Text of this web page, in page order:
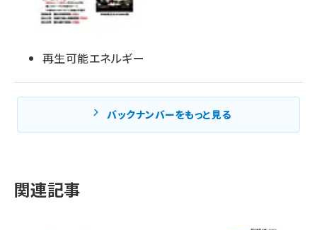
再生可能エネルギー
バックナンバーをもっと見る
関連記事